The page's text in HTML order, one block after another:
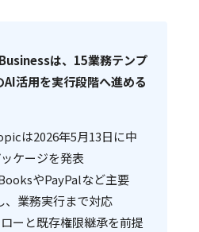
は、15業務テンプ
AI活用を実行段階へ進める
は2026年5月13日に中
ケージを発表
やPayPalなど主要
、業務実行まで対応
ーと既存権限継承を前提